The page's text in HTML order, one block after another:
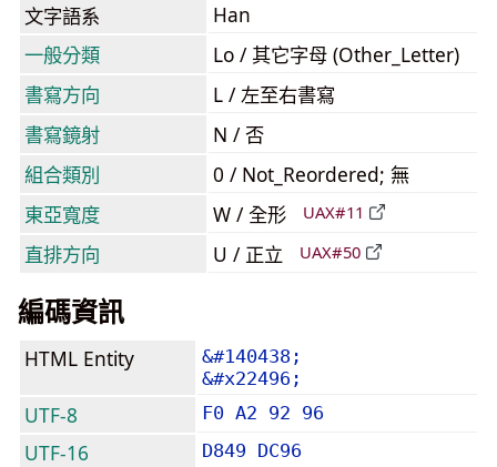
文字語系
Han
一般分類
Lo / 其它字母 (Other_Letter)
書寫方向
L / 左至右書寫
書寫鏡射
N / 否
組合類別
0 / Not_Reordered; 無
東亞寬度
W / 全形 UAX#11
直排方向 U / 正立 UAX#50
編碼資訊
HTML Entity
&#140438;
&#x22496;
UTF-8 F0 A2 92 96
UTF-16 D849 DC96